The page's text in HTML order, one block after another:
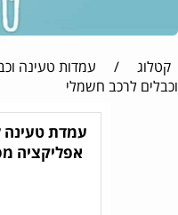
קטלוג / עמדות טעינה
וכבלים לרכב חשמלי